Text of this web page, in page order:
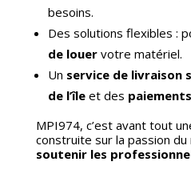
besoins.
Des solutions flexibles :
de louervotre matériel.
Un service de livraison
de l’îleet des
MPI974, c’est avant tout
construite sur la passion
soutenir les